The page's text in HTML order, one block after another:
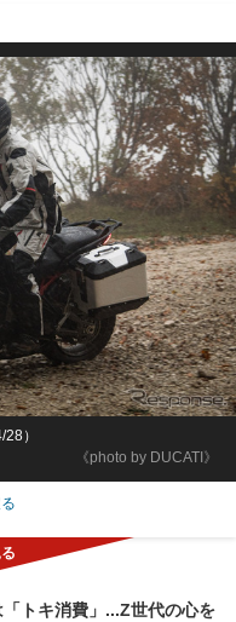
《photo by DUCATI》
）
「トキ消費」...Z世代の心を